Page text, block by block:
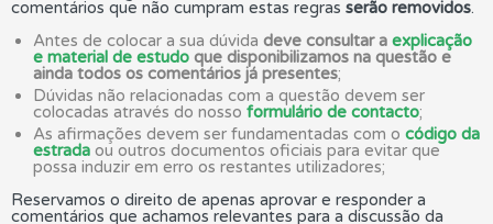
comentários que não cumpram estas regras serão removidos.
Antes de colocar a sua dúvida deve consultar a explicação
e material de estudo que disponibilizamos na questão e
ainda todos os comentários já presentes;
Dúvidas não relacionadas com a questão devem ser
colocadas através do nosso formulário de contacto;
As afirmações devem ser fundamentadas com o código da
estrada ou outros documentos oficiais para evitar que
possa induzir em erro os restantes utilizadores;
Reservamos o direito de apenas aprovar e responder a
comentários que achamos relevantes para a discussão da